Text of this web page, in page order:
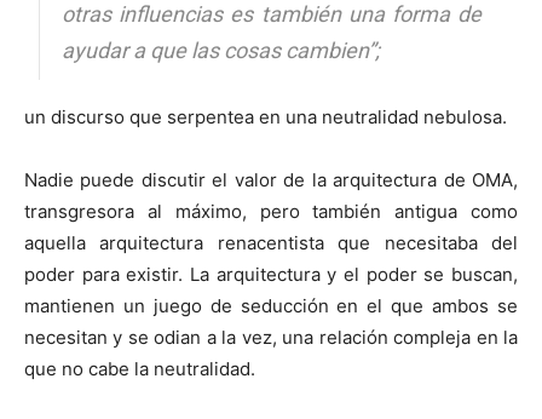
otras influencias es también una forma de
ayudar a que las cosas cambien”;
un discurso que serpentea en una neutralidad nebulosa.
Nadie puede discutir el valor de la arquitectura de OMA,
transgresora al máximo, pero también antigua como
aquella arquitectura renacentista que necesitaba del
poder para existir. La arquitectura y el poder se buscan,
mantienen un juego de seducción en el que ambos se
necesitan y se odian a la vez, una relación compleja en la
que no cabe la neutralidad.